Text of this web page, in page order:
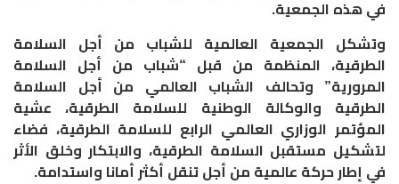
في هذه الجمعية.
وتشكل الجمعية العالمية للشباب من أجل السلامة
الطرقية، المنظمة من قبل “شباب من أجل السلامة
المرورية” وتحالف الشباب العالمي من أجل السلامة
الطرقية والوكالة الوطنية للسلامة الطرقية، عشية
المؤتمر الوزاري العالمي الرابع للسلامة الطرقية، فضاء
لتشكيل مستقبل السلامة الطرقية، والابتكار وخلق الأثر
في إطار حركة عالمية من أجل تنقل أكثر أمانا واستدامة.